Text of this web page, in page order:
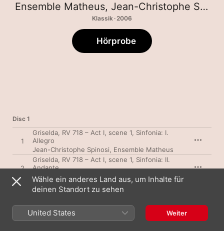
Ensemble Matheus, Jean-Christophe Spinosi
Klassik · 2006
Hörprobe
Disc 1
1
Griselda, RV 718 – Act I, scene 1, Sinfonia: I.
Allegro
Jean-Christophe Spinosi
Ensemble Matheus
2
Griselda, RV 718 – Act I, scene 1, Sinfonia: II.
Andante
Jean-Christophe Spinosi,Ensemble Matheus
Griselda, RV 718 – Act I, scene 1, Sinfonia: III.
Minuetto
Jean-Christophe Spinosi,Ensemble Matheus
4
Griselda, RV 718 – Act I, scene 1 : Recitativo
(Gualtiero)
Wähle ein anderes Land aus, um Inhalte für
deinen Standort zu sehen
United States Weiter